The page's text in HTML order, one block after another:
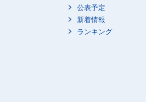
公表予定
新着情報
ランキング